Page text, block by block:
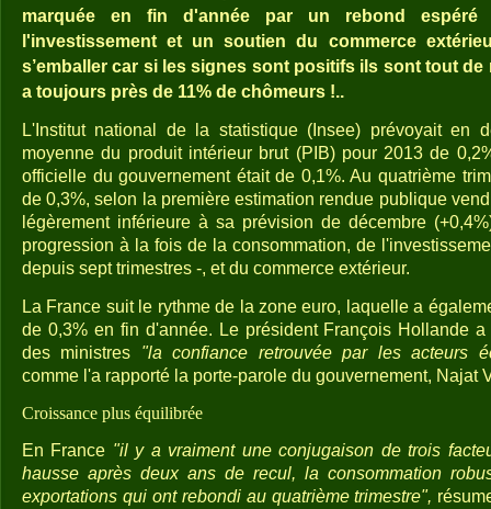
marquée en fin d'année par un rebond espéré
l'investissement et un soutien du commerce
s’emballer car si les signes sont positifs ils sont tout de
a toujours près de 11% de chômeurs !..
L'Institut national de la statistique (Insee) prévoyait en
moyenne du produit intérieur brut (PIB) pour 2013 de
officielle du gouvernement était de 0,1%. Au quatrième
de 0,3%, selon la première estimation rendue publique
légèrement inférieure à sa prévision de décembre
progression à la fois de la consommation, de
depuis sept trimestres -, et du commerce extérieur.
La France suit le rythme de la zone euro, laquelle a
de 0,3% en fin d'année. Le président François Hollande
des ministres "la confiance retrouvée par les acteurs
comme l'a rapporté la porte-parole du gouvernement, Najat
Croissance plus équilibrée
En France "il y a vraiment une conjugaison de trois
hausse après deux ans de recul, la consommation
exportations qui ont rebondi au quatrième trimestre",